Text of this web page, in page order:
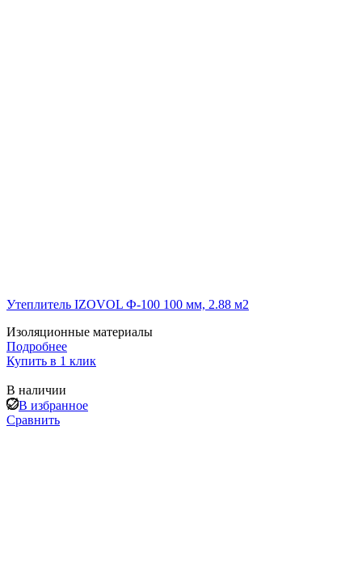
Утеплитель IZOVOL Ф-100 100 мм, 2.88 м2
Изоляционные материалы
Подробнее
Купить в 1 клик
В наличии
В избранное
Сравнить